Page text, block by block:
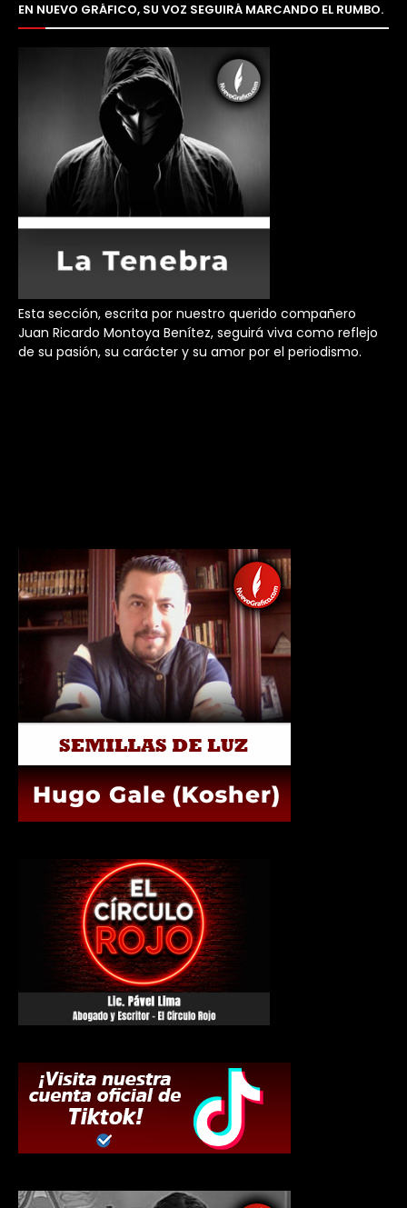
EN NUEVO GRÁFICO, SU VOZ SEGUIRÁ MARCANDO EL RUMBO.
Esta sección, escrita por nuestro querido compañero
Juan Ricardo Montoya Benítez, seguirá viva como reflejo
de su pasión, su carácter y su amor por el periodismo.